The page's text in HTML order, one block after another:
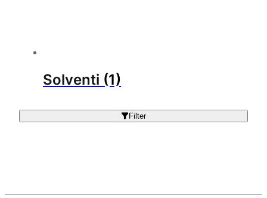
Solventi (1)
Filter